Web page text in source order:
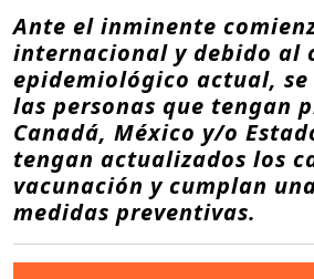
Ante el inminente
internacional y debido al
epidemiológico actual, se
las personas que tengan
Canadá, México y/o
tengan actualizados los
vacunación y cumplan
medidas preventivas.